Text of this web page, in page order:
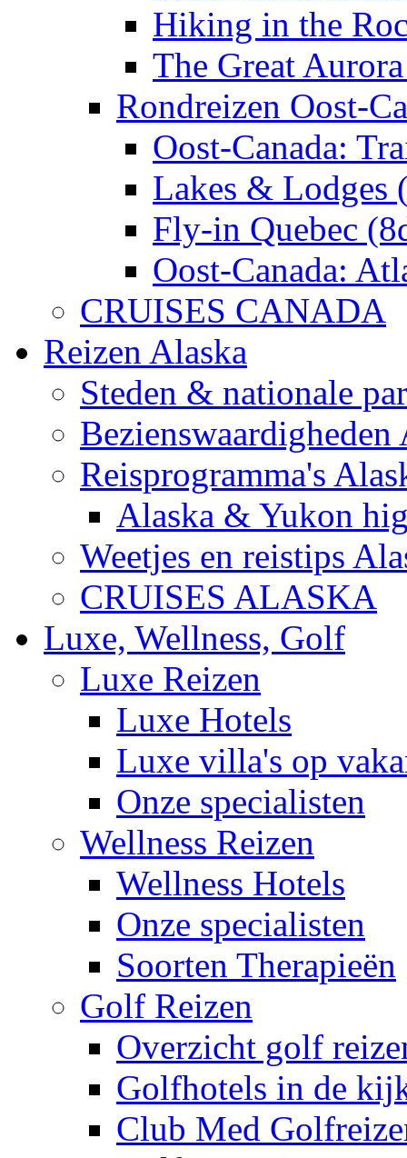
Hiking in the
The Great
Rondreizen Oost-
Oost-Canada:
Lakes & Lodges
Fly-in Quebec
Oost-Canada:
CRUISES CANADA
Reizen Alaska
Steden & nationale
Bezienswaardigheden
Reisprogramma's
Alaska & Yukon
Weetjes en reistips
CRUISES ALASKA
Luxe, Wellness, Golf
Luxe Reizen
Luxe Hotels
Luxe villa's op
Onze specialisten
Wellness Reizen
Wellness Hotels
Onze specialisten
Soorten Therapieën
Golf Reizen
Overzicht golf
Golfhotels in de
Club Med